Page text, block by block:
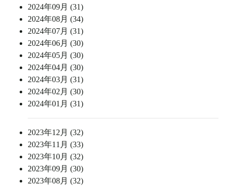
2024年09月 (31)
2024年08月 (34)
2024年07月 (31)
2024年06月 (30)
2024年05月 (30)
2024年04月 (30)
2024年03月 (31)
2024年02月 (30)
2024年01月 (31)
2023年12月 (32)
2023年11月 (33)
2023年10月 (32)
2023年09月 (30)
2023年08月 (32)